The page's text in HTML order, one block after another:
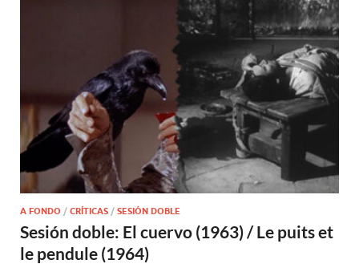
A FONDO / CRÍTICAS / SESIÓN DOBLE
Sesión doble: El cuervo (1963) / Le puits et
le pendule (1964)